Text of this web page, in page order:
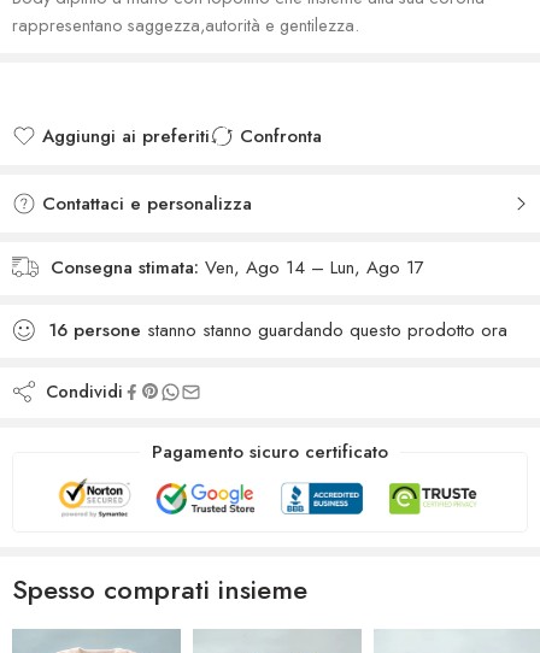
rappresentano saggezza,autorità e gentilezza.
Aggiungi ai preferiti
Confronta
Contattaci e personalizza
Consegna stimata: Ven, Ago 14 – Lun, Ago 17
16 persone stanno stanno guardando questo prodotto ora
Condividi
Pagamento sicuro certificato
Spesso comprati insieme